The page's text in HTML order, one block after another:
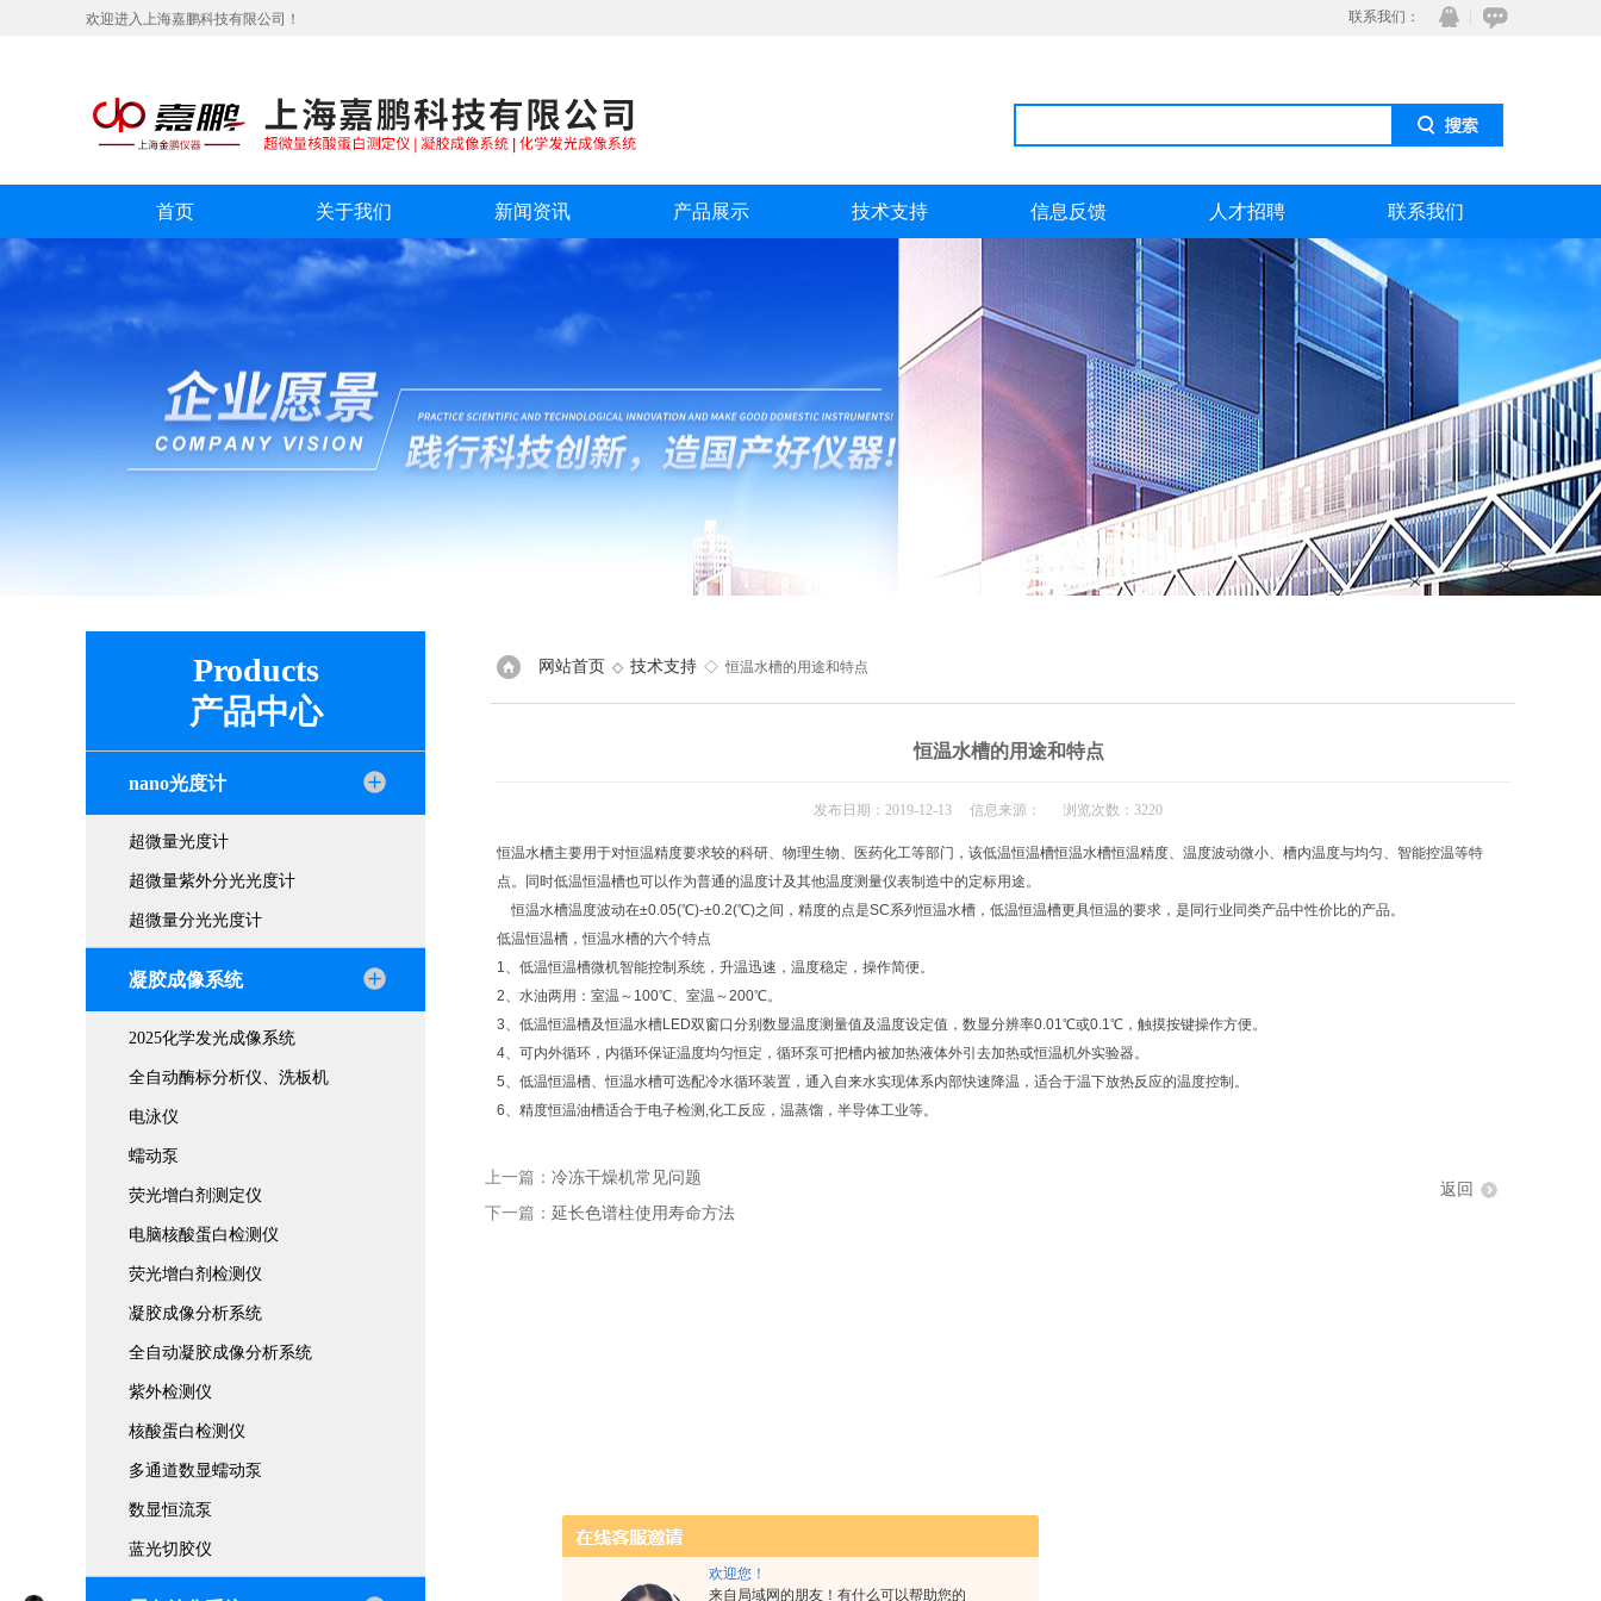
欢迎您！
来自局域网的朋友！有什么可以帮助您的
欢迎进入上海嘉鹏科技有限公司！ 联系我们：
在线咨
QQ
首页 关于我们 新闻资讯 产品展示 技术支持 信息反馈 人才招聘 联系我们
Products
产品中心
nano光度计
超微量光度计
超微量紫外分光光度计
超微量分光光度计
凝胶成像系统
2025化学发光成像系统
全自动酶标分析仪、洗板机
电泳仪
蠕动泵
荧光增白剂测定仪
电脑核酸蛋白检测仪
荧光增白剂检测仪
凝胶成像分析系统
全自动凝胶成像分析系统
紫外检测仪
核酸蛋白检测仪
多通道数显蠕动泵
数显恒流泵
蓝光切胶仪
网站首页 ◇ 技术支持 ◇ 恒温水槽的用途和特点
恒温水槽的用途和特点
发布日期：2019-12-13 信息来源： 浏览次数：3220
恒温水槽主要用于对恒温精度要求较的科研、物理生物、医药化工等部门，该低温恒温槽恒温水槽恒温精度、温度波动微小、槽内温度与均匀、智能控温等特
点。同时低温恒温槽也可以作为普通的温度计及其他温度测量仪表制造中的定标用途。
恒温水槽温度波动在±0.05(℃)-±0.2(℃)之间，精度的点是SC系列恒温水槽，低温恒温槽更具恒温的要求，是同行业同类产品中性价比的产品。
低温恒温槽，恒温水槽的六个特点
1、低温恒温槽微机智能控制系统，升温迅速，温度稳定，操作简便。
2、水油两用：室温～100℃、室温～200℃。
3、低温恒温槽及恒温水槽LED双窗口分别数显温度测量值及温度设定值，数显分辨率0.01℃或0.1℃，触摸按键操作方便。
4、可内外循环，内循环保证温度均匀恒定，循环泵可把槽内被加热液体外引去加热或恒温机外实验器。
5、低温恒温槽、恒温水槽可选配冷水循环装置，通入自来水实现体系内部快速降温，适合于温下放热反应的温度控制。
6、精度恒温油槽适合于电子检测,化工反应，温蒸馏，半导体工业等。
上一篇： 冷冻干燥机常见问题
下一篇： 延长色谱柱使用寿命方法
返回